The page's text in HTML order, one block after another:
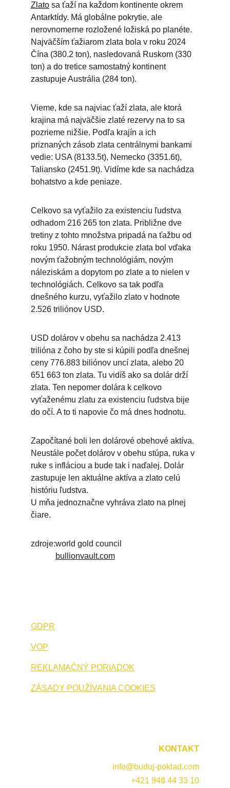
Zlato sa ťaží na každom kontinente okrem
Antarktídy. Má globálne pokrytie, ale
nerovnomerne rozložené ložiská po planéte.
Najväčším ťažiarom zlata bola v roku 2024
Čína (380.2 ton), nasledovaná Ruskom (330
ton) a do tretice samostatný kontinent
zastupuje Austrália (284 ton).
Vieme, kde sa najviac ťaží zlata, ale ktorá
krajina má najväčšie zlaté rezervy na to sa
pozrieme nižšie. Podľa krajín a ich
priznaných zásob zlata centrálnymi bankami
vedie: USA (8133.5t), Nemecko (3351.6t),
Taliansko (2451.9t). Vidíme kde sa nachádza
bohatstvo a kde peniaze.
Celkovo sa vyťažilo za existenciu ľudstva
odhadom 216 265 ton zlata. Približne dve
tretiny z tohto množstva pripadá na ťažbu od
roku 1950. Nárast produkcie zlata bol vďaka
novým ťažobným technológiám, novým
náleziskám a dopytom po zlate a to nielen v
technológiách. Celkovo sa tak podľa
dnešného kurzu, vyťažilo zlato v hodnote
2.526 triliónov USD.
USD dolárov v obehu sa nachádza 2.413
trilióna z čoho by ste si kúpili podľa dnešnej
ceny 776.883 biliónov uncí zlata, alebo 20
651 663 ton zlata. Tu vidíš ako sa dolár drží
zlata. Ten nepomer dolára k celkovo
vyťaženému zlatu za existenciu ľudstva bije
do očí. A to ti napovie čo má dnes hodnotu.
Započítané boli len dolárové obehové aktíva.
Neustále počet dolárov v obehu stúpa, ruka v
ruke s infláciou a bude tak i naďalej. Dolár
zastupuje len aktuálne aktíva a zlato celú
históriu ľudstva.
U mňa jednoznačne vyhráva zlato na plnej
čiare.
zdroje:world gold council
bullionvault.com
GDPR
KONTAKT
info@buduj-poklad.com
+421 948 44 33 10
VOP
REKLAMAČNÝ PORIADOK
ZÁSADY POUŽÍVANIA COOKIES